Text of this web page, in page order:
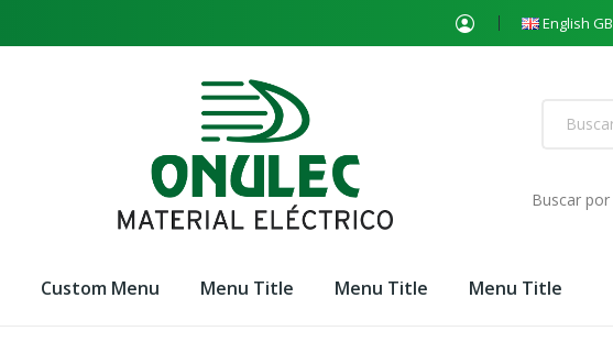
English GB
Buscar por
Custom Menu Menu Title Menu Title Menu Title